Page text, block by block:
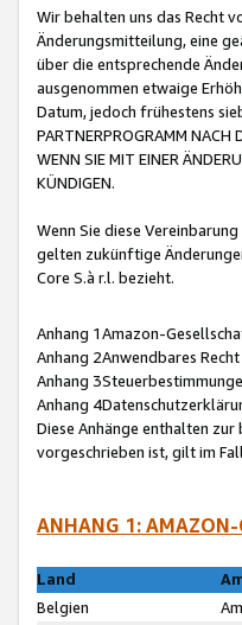
Wir behalten uns das Recht
Änderungsmitteilung, eine
über die entsprechende
ausgenommen etwaige
Datum, jedoch frühestens
PARTNERPROGRAMM NACH
WENN SIE MIT EINER
KÜNDIGEN.
Wenn Sie diese
gelten zukünftige
Core S.à r.l. bezieht.
Anhang 1Amazon-
Anhang 2Anwendbares
Anhang
Anhang
Diese Anhänge enthalten
vorgeschrieben ist, gilt im
ANHANG 1: AMAZON-
Land
Belgien